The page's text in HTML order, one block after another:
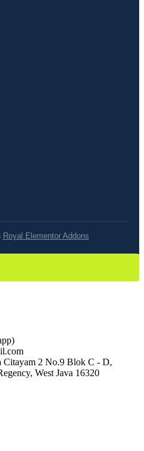
Royal Elementor Addons
Citayam 2 No.9 Blok C - D,
West Java 16320